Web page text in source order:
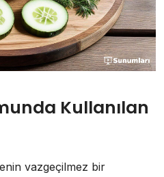
Kullanılan
vazgeçilmez bir